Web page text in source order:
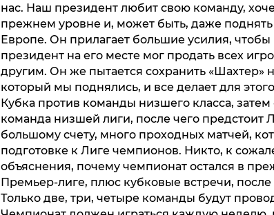
нас. Наш президент любит свою команду,
прежнем уровне и, может быть, даже
Европе. Он прилагает большие усилия, чтобы
президент на его месте мог продать всех
другим. Он же пытается сохранить «Шахтер»
который мы поднялись, и все делает для
Кубка против команды низшего класса, затем
команда низшей лиги, после чего предстоит
большому счету, много проходных матчей,
подготовке к Лиге чемпионов. Никто, к
объяснения, почему чемпионат остался в
Премьер-лиге, плюс кубковые встречи,
Только две, три, четыре команды будут